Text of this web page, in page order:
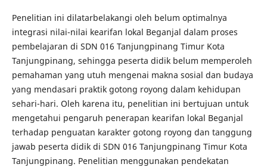
Penelitian ini dilatarbelakangi oleh belum optimalnya
integrasi nilai-nilai kearifan lokal Beganjal dalam proses
pembelajaran di SDN 016 Tanjungpinang Timur Kota
Tanjungpinang, sehingga peserta didik belum memperoleh
pemahaman yang utuh mengenai makna sosial dan budaya
yang mendasari praktik gotong royong dalam kehidupan
sehari-hari. Oleh karena itu, penelitian ini bertujuan untuk
mengetahui pengaruh penerapan kearifan lokal Beganjal
terhadap penguatan karakter gotong royong dan tanggung
jawab peserta didik di SDN 016 Tanjungpinang Timur Kota
Tanjungpinang. Penelitian menggunakan pendekatan